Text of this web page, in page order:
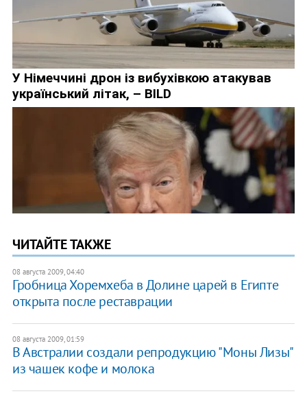
ЧИТАЙТЕ ТАКЖЕ
08 августа 2009, 04:40
Гробница Хоремхеба в Долине царей в Египте
открыта после реставрации
08 августа 2009, 01:59
В Австралии создали репродукцию "Моны Лизы"
из чашек кофе и молока